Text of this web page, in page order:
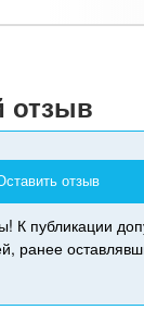
отзыв
отзыв
К публикации
ранее